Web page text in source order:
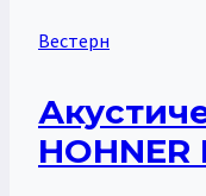
Вестерн